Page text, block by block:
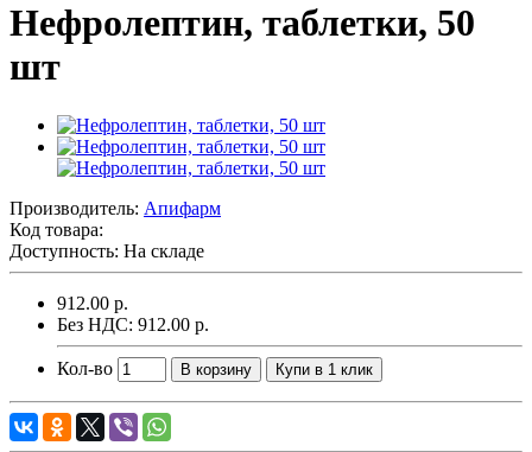
Нефролептин, таблетки, 50
шт
Производитель: Апифарм
Код товара:
Доступность: На складе
912.00 р.
Без НДС: 912.00 р.
Кол-во В корзину Купи в 1 клик